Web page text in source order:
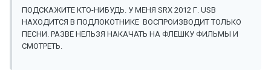
ПОДСКАЖИТЕ КТО-НИБУДЬ. У МЕНЯ SRX 2012 Г. USB
НАХОДИТСЯ В ПОДЛОКОТНИКЕ ВОСПРОИЗВОДИТ ТОЛЬКО
ПЕСНИ. РАЗВЕ НЕЛЬЗЯ НАКАЧАТЬ НА ФЛЕШКУ ФИЛЬМЫ И
СМОТРЕТЬ.